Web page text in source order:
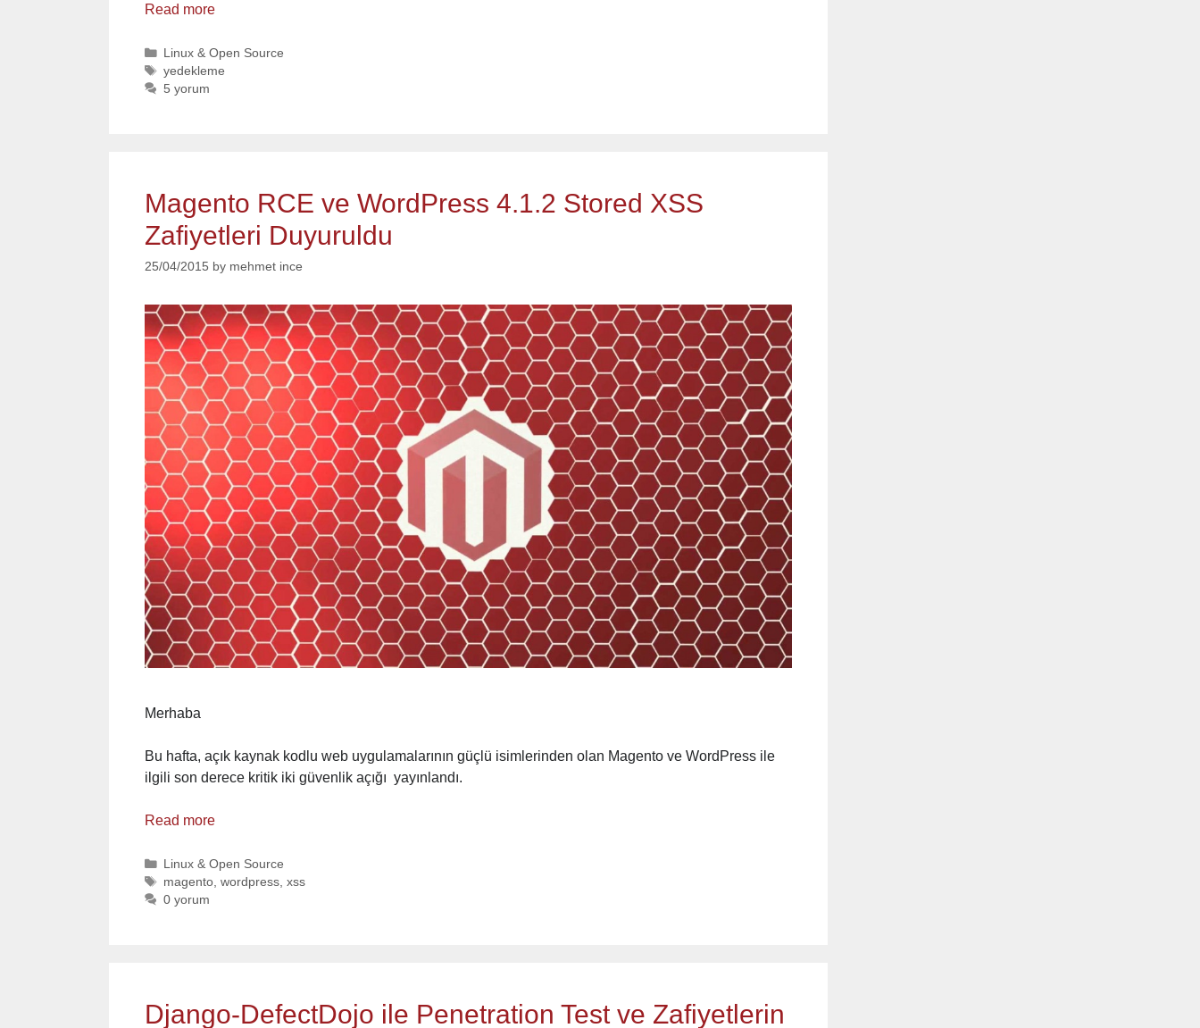
Read more
Categories
Linux & Open Source
Tags
yedekleme
5 yorum
Magento RCE ve WordPress 4.1.2 Stored XSS
Zafiyetleri Duyuruldu
25/04/2015 by mehmet ince
Merhaba
Bu hafta, açık kaynak kodlu web uygulamalarının güçlü isimlerinden olan Magento ve WordPress ile
ilgili son derece kritik iki güvenlik açığı yayınlandı.
Read more
Categories
Linux & Open Source
Tags
magento,wordpress,xss
0 yorum
Django-DefectDojo ile Penetration Test ve Zafiyetlerin